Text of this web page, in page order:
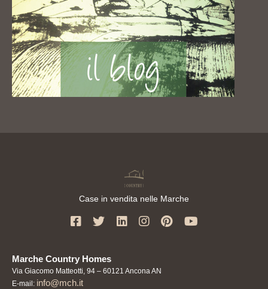
Case in vendita nelle Marche
Marche Country Homes
Via Giacomo Matteotti, 94 – 60121 Ancona AN
E-mail: info@mch.it